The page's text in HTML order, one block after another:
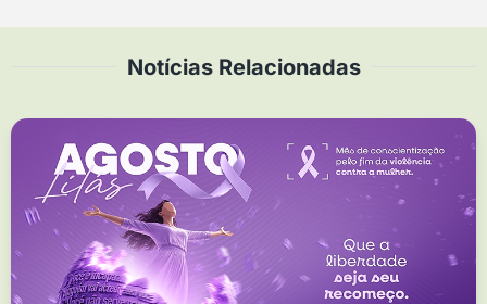
Notícias Relacionadas